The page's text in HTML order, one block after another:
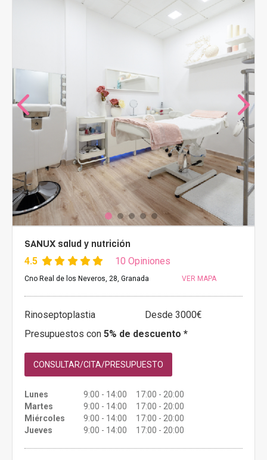
SANUX salud y nutrición
4.5 10 Opiniones
Cno Real de los Neveros, 28, Granada VER MAPA
Rinoseptoplastia
Desde 3000€
Presupuestos con 5% de descuento *
CONSULTAR/CITA/PRESUPUESTO
Lunes
9:00 - 14:00 17:00 - 20:00
Martes
9:00 - 14:00 17:00 - 20:00
Miércoles
9:00 - 14:00 17:00 - 20:00
Jueves
9:00 - 14:00 17:00 - 20:00